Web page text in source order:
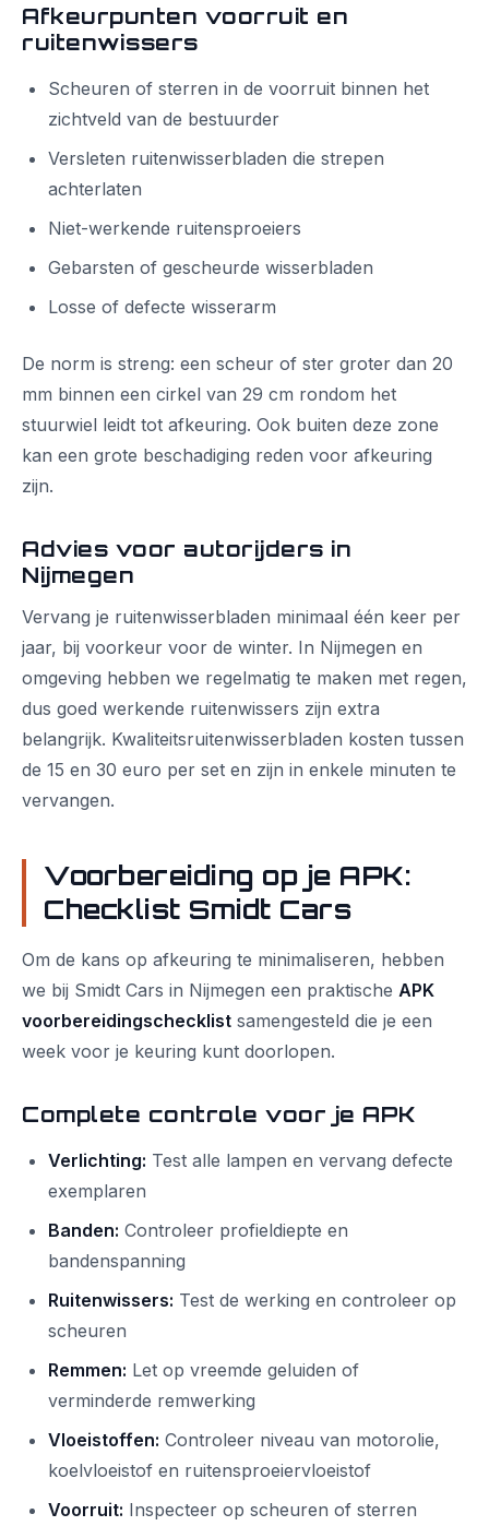
Afkeurpunten voorruit en
ruitenwissers
Scheuren of sterren in de voorruit binnen het
zichtveld van de bestuurder
Versleten ruitenwisserbladen die strepen
achterlaten
Niet-werkende ruitensproeiers
Gebarsten of gescheurde wisserbladen
Losse of defecte wisserarm
De norm is streng: een scheur of ster groter dan 20
mm binnen een cirkel van 29 cm rondom het
stuurwiel leidt tot afkeuring. Ook buiten deze zone
kan een grote beschadiging reden voor afkeuring
zijn.
Advies voor autorijders in
Nijmegen
Vervang je ruitenwisserbladen minimaal één keer per
jaar, bij voorkeur voor de winter. In Nijmegen en
omgeving hebben we regelmatig te maken met regen,
dus goed werkende ruitenwissers zijn extra
belangrijk. Kwaliteitsruitenwisserbladen kosten tussen
de 15 en 30 euro per set en zijn in enkele minuten te
vervangen.
Voorbereiding op je APK:
Checklist Smidt Cars
Om de kans op afkeuring te minimaliseren, hebben
we bij Smidt Cars in Nijmegen een praktische APK
voorbereidingschecklist samengesteld die je een
week voor je keuring kunt doorlopen.
Complete controle voor je APK
Verlichting: Test alle lampen en vervang defecte
exemplaren
Banden: Controleer profieldiepte en
bandenspanning
Ruitenwissers: Test de werking en controleer op
scheuren
Remmen: Let op vreemde geluiden of
verminderde remwerking
Vloeistoffen: Controleer niveau van motorolie,
koelvloeistof en ruitensproeiervloeistof
Voorruit: Inspecteer op scheuren of sterren